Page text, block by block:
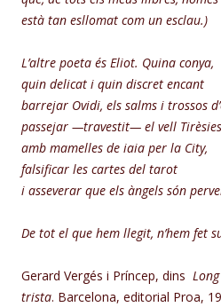
està tan esllomat com un esclau.)
L’altre poeta és Eliot. Quina conya,
quin delicat i quin discret encant
barrejar Ovidi, els salms i trossos
passejar —travestit— el vell Tirèsies
amb mamelles de iaia per la City,
falsificar les cartes del tarot
i asseverar que els àngels són
De tot el que hem llegit, n’hem fet
Gerard Vergés i Príncep, dins
trista. Barcelona, editorial Proa,